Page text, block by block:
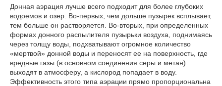
Донная аэрация лучше всего подходит для более глубоких
водоемов и озер. Во-первых, чем дольше пузырек всплывает,
тем больше он растворяется. Во-вторых, при определенных
формах донного распылителя пузырьки воздуха, поднимаясь
через толщу воды, подхватывают огромное количество
«мертвой» донной воды и переносят ее на поверхность, где
вредные газы (в основном соединения серы и метан)
выходят в атмосферу, а кислород попадает в воду.
Эффективность этого типа аэрации прямо пропорциональна